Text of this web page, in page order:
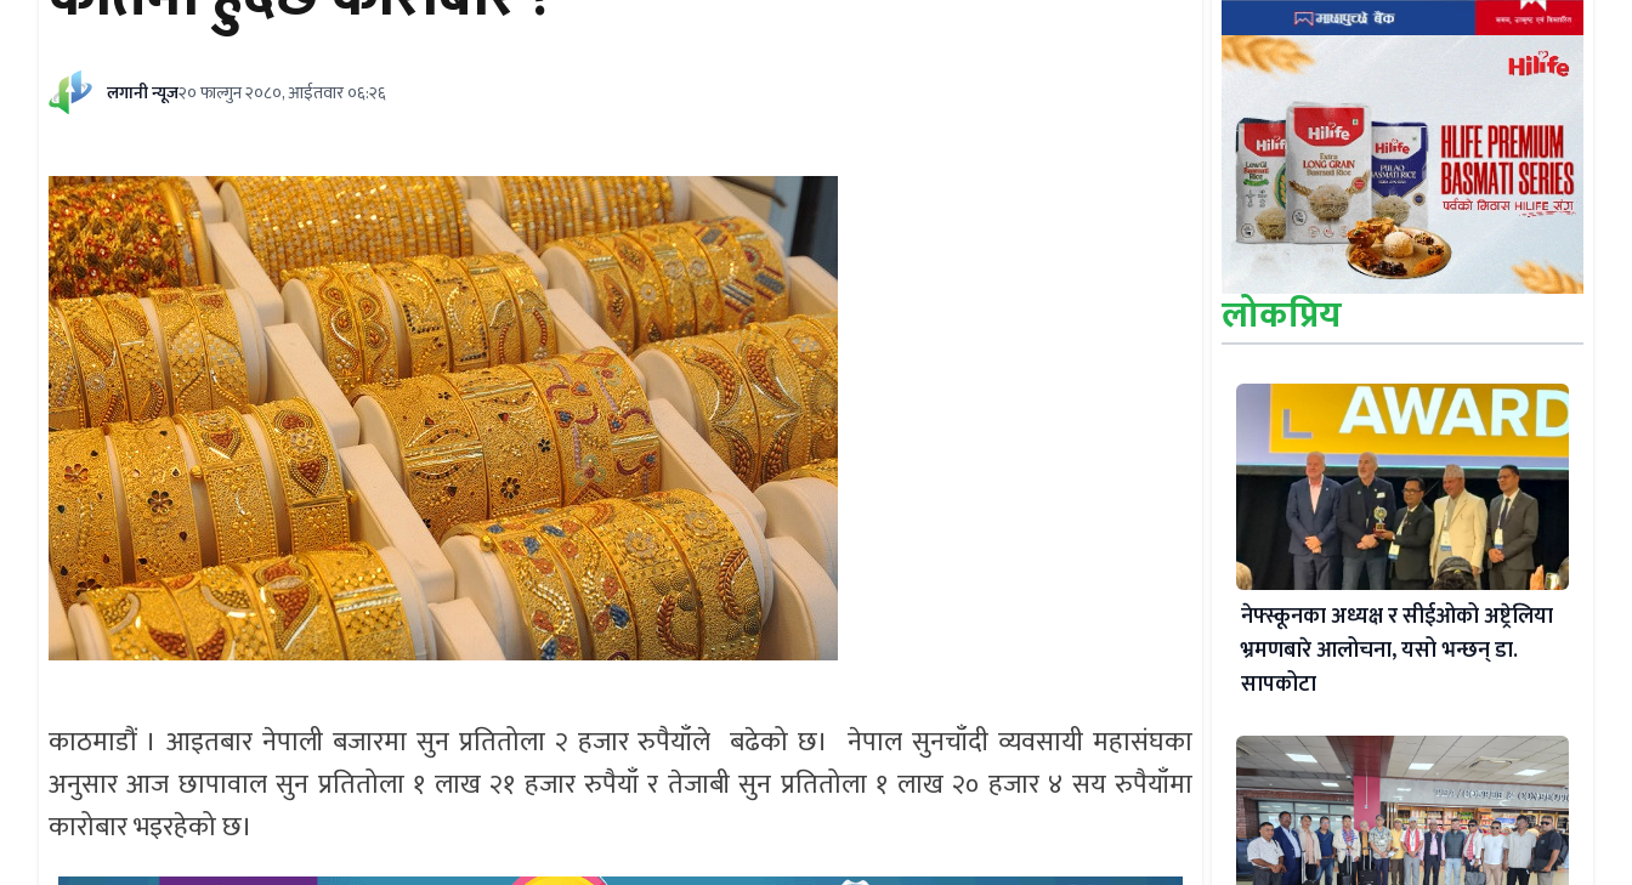
लगानी न्यूज२० फाल्गुन २०८०, आईतवार ०६:२६
काठमाडौं । आइतबार नेपाली बजारमा सुन प्रतितोला २ हजार रुपैयाँले बढेको छ। नेपाल सुनचाँदी व्यवसायी महासंघका
अनुसार आज छापावाल सुन प्रतितोला १ लाख २१ हजार रुपैयाँ र तेजाबी सुन प्रतितोला १ लाख २० हजार ४ सय रुपैयाँमा
कारोबार भइरहेको छ।
लोकप्रिय
नेफ्स्कूनका अध्यक्ष र सीईओको अष्ट्रेलिया
भ्रमणबारे आलोचना, यसो भन्छन् डा‍.
सापकोटा